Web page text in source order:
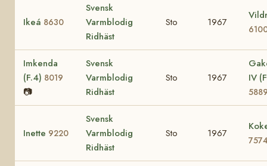
Ikeá 8630
Svensk
Varmblodig
Ridhäst
Sto 1967
Imkenda
(F.4) 8019
📷
Svensk
Varmblodig
Ridhäst
Sto 1967
IV
Inette 9220
Svensk
Varmblodig
Ridhäst
Sto 1967